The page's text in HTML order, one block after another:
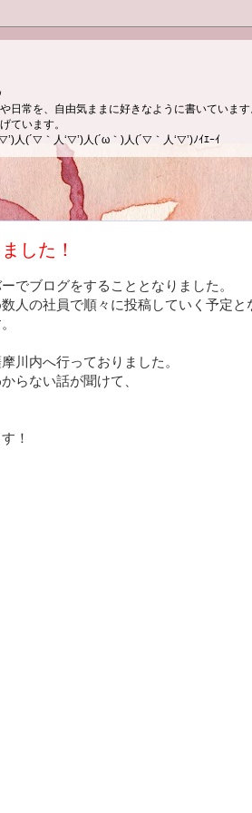
日常を、自由気ままに好きなように書いています
ています。
人(´▽｀人‘▽’)人(´ω｀)人(´▽｀人‘▽’)ﾉｲｴｰｲ
した！
でブログをすることとなりました。
人の社員で順々に投稿していく予定と
川内へ行っておりました。
らない話が聞けて、
！